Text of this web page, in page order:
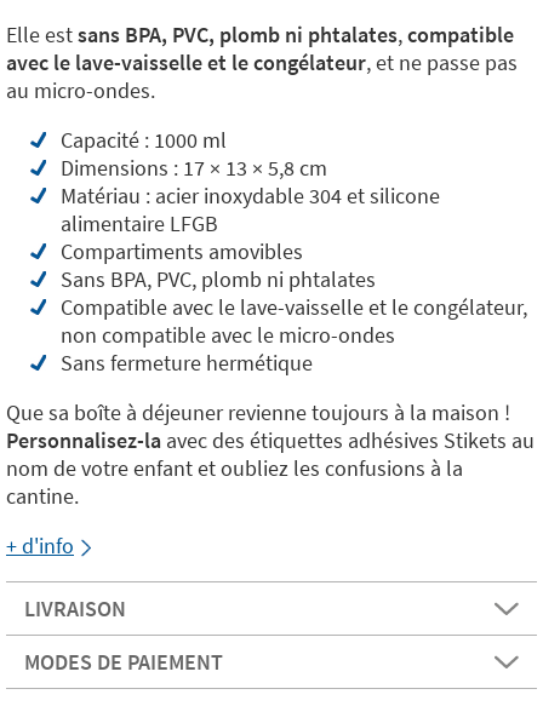
Elle estsans BPA, PVC, plomb ni phtalates,compatible
avec le lave-vaisselle et le congélateur, et ne passe pas
au micro-ondes.
Capacité : 1000 ml
Dimensions : 17 × 13 × 5,8 cm
Matériau : acier inoxydable 304 et silicone
alimentaire LFGB
Compartiments amovibles
Sans BPA, PVC, plomb ni phtalates
Compatible avec le lave-vaisselle et le congélateur,
non compatible avec le micro-ondes
Sans fermeture hermétique
Que sa boîte à déjeuner revienne toujours à la maison !
Personnalisez-la avec des étiquettes adhésives Stikets au
nom de votre enfant et oubliez les confusions à la
cantine.
+ d'info
LIVRAISON
MODES DE PAIEMENT